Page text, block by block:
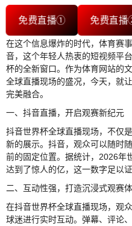
免费直播① 免费直
在这个信息爆炸的时代，体育赛
音，这个年轻人热衷的短视频平
杯的全新窗口。作为体育网站的
全球直播现场的盛况，今天，就
完美融合。
一、抖音直播，开启观赛新纪元
抖音世界杯全球直播现场，不仅
新的展示。抖音，观众可以随时
前的固定位置。据统计，2026年
达到了惊人的亿，这一数字足以
二、互动性强，打造沉浸式观赛
在抖音世界杯全球直播现场，观
球迷进行实时互动。弹幕、评论